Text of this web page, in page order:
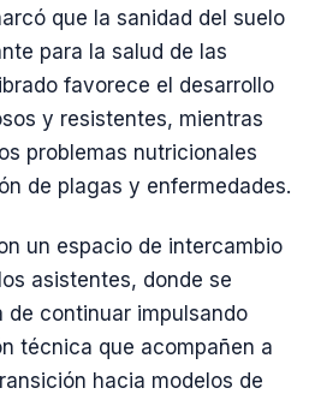
que la sanidad del suelo
para la salud de las
favorece el desarrollo
y resistentes, mientras
problemas nutricionales
de plagas y enfermedades.
un espacio de intercambio
asistentes, donde se
continuar impulsando
técnica que acompañen a
hacia modelos de